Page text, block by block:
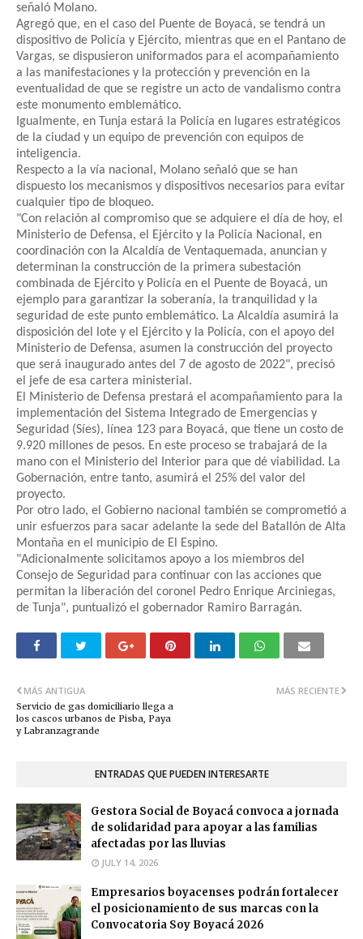
señaló Molano.
Agregó que, en el caso del Puente de Boyacá, se tendrá un
dispositivo de Policía y Ejército, mientras que en el Pantano de
Vargas, se dispusieron uniformados para el acompañamiento
a las manifestaciones y la protección y prevención en la
eventualidad de que se registre un acto de vandalismo contra
este monumento emblemático.
Igualmente, en Tunja estará la Policía en lugares estratégicos
de la ciudad y un equipo de prevención con equipos de
inteligencia.
Respecto a la vía nacional, Molano señaló que se han
dispuesto los mecanismos y dispositivos necesarios para evitar
cualquier tipo de bloqueo.
"Con relación al compromiso que se adquiere el día de hoy, el
Ministerio de Defensa, el Ejército y la Policía Nacional, en
coordinación con la Alcaldía de Ventaquemada, anuncian y
determinan la construcción de la primera subestación
combinada de Ejército y Policía en el Puente de Boyacá, un
ejemplo para garantizar la soberanía, la tranquilidad y la
seguridad de este punto emblemático. La Alcaldía asumirá la
disposición del lote y el Ejército y la Policía, con el apoyo del
Ministerio de Defensa, asumen la construcción del proyecto
que será inaugurado antes del 7 de agosto de 2022", precisó
el jefe de esa cartera ministerial.
El Ministerio de Defensa prestará el acompañamiento para la
implementación del Sistema Integrado de Emergencias y
Seguridad (Síes), línea 123 para Boyacá, que tiene un costo de
9.920 millones de pesos. En este proceso se trabajará de la
mano con el Ministerio del Interior para que dé viabilidad. La
Gobernación, entre tanto, asumirá el 25% del valor del
proyecto.
Por otro lado, el Gobierno nacional también se comprometió a
unir esfuerzos para sacar adelante la sede del Batallón de Alta
Montaña en el municipio de El Espino.
"Adicionalmente solicitamos apoyo a los miembros del
Consejo de Seguridad para continuar con las acciones que
permitan la liberación del coronel Pedro Enrique Arciniegas,
de Tunja", puntualizó el gobernador Ramiro Barragán.
MÁS RECIENTE
MÁS ANTIGUA
Servicio de gas domiciliario llega a
los cascos urbanos de Pisba, Paya
y Labranzagrande
ENTRADAS QUE PUEDEN INTERESARTE
Gestora Social de Boyacá convoca a jornada
de solidaridad para apoyar a las familias
afectadas por las lluvias
JULY 14, 2026
Empresarios boyacenses podrán fortalecer
el posicionamiento de sus marcas con la
Convocatoria Soy Boyacá 2026